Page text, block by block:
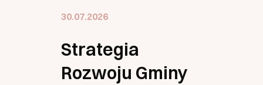
30.07.2026
Strategia
Rozwoju Gminy